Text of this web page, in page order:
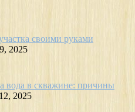
своими руками
2025
вода в скважине: причины
2025